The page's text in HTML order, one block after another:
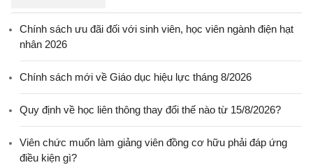
Chính sách ưu đãi đối với sinh viên, học viên ngành điện hạt
nhân 2026
Chính sách mới về Giáo dục hiệu lực tháng 8/2026
Quy định về học liên thông thay đổi thế nào từ 15/8/2026?
Viên chức muốn làm giảng viên đồng cơ hữu phải đáp ứng
điều kiện gì?